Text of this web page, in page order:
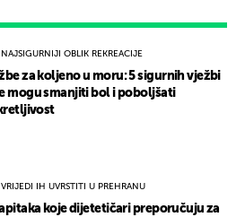
NAJSIGURNIJI OBLIK REKREACIJE
za koljeno u moru: 5 sigurnih vježbi
mogu smanjiti bol i poboljšati
VRIJEDI IH UVRSTITI U PREHRANU
koje dijetetičari preporučuju za